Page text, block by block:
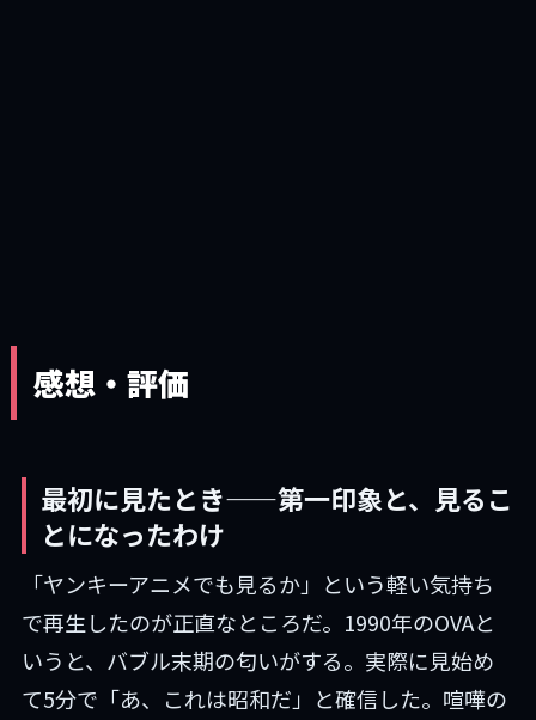
感想・評価
最初に見たとき——第一印象と、見るこ
とになったわけ
「ヤンキーアニメでも見るか」という軽い気持ち
で再生したのが正直なところだ。1990年のOVAと
いうと、バブル末期の匂いがする。実際に見始め
て5分で「あ、これは昭和だ」と確信した。喧嘩の